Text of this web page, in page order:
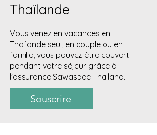
Thaïlande
Vous venez en vacances en
Thaïlande seul, en couple ou en
famille, vous pouvez être couvert
pendant votre séjour grâce à
l'assurance Sawasdee Thailand.
Souscrire